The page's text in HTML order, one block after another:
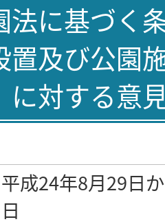
法に基づく
置及び公園
に対する意
平成24年8月29日
日